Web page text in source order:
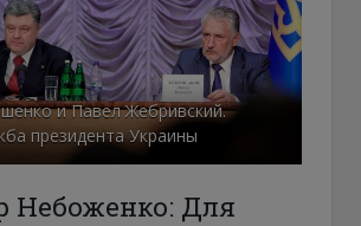
и Павел Жебривский.
президента Украины
Небоженко: Для